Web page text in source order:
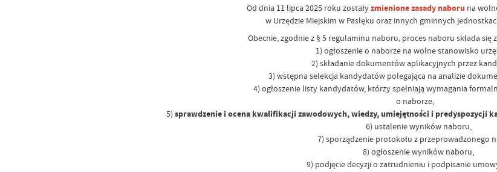
Od dnia 11 lipca 2025 roku zostałyzmienione zasady naboru na
w Urzędzie Miejskim w Pasłęku oraz innych gminnych
Obecnie, zgodnie z § 5 regulaminu naboru, proces naboru składa się
1) ogłoszenie o naborze na wolne stanowisko
2) składanie dokumentów aplikacyjnych przez
3) wstępna selekcja kandydatów polegająca na analizie
4) ogłoszenie listy kandydatów, którzy spełniają wymagania
o naborze,
5)sprawdzenie i ocena kwalifikacji zawodowych, wiedzy, umiejętności i predyspozycji
6) ustalenie wyników naboru,
7) sporządzenie protokołu z przeprowadzonego
8) ogłoszenie wyników naboru,
9) podjęcie decyzji o zatrudnieniu i podpisanie